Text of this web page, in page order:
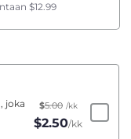
$12.99
joka
$5.00 /kk
$2.50/kk